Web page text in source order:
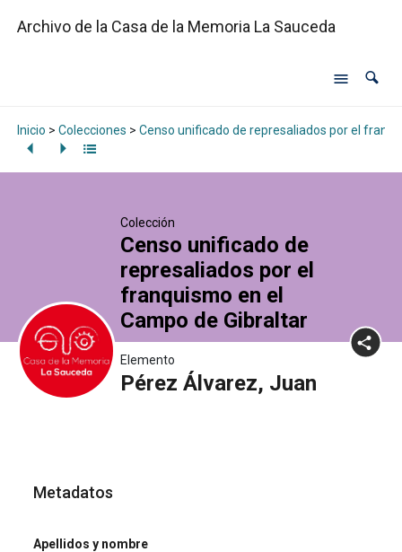
Archivo de la Casa de la Memoria La Sauceda
Inicio > Colecciones > Censo unificado de represaliados por el
Colección
Censo unificado de
represaliados por el
franquismo en el
Campo de Gibraltar
Elemento
Pérez Álvarez, Juan
Metadatos
Apellidos y nombre